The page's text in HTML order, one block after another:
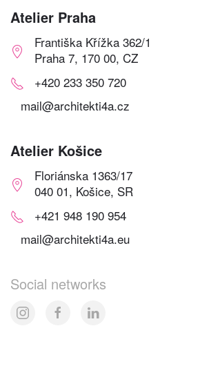
Atelier Praha
Františka Křížka 362/1
Praha 7, 170 00, CZ
+420 233 350 720
mail@architekti4a.cz
Atelier Košice
Floriánska 1363/17
040 01, Košice, SR
+421 948 190 954
mail@architekti4a.eu
Social networks